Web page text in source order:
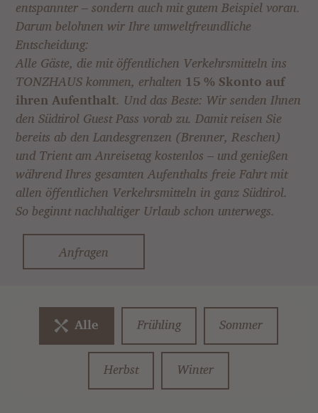
entspannter – sondern auch mit gutem Beispiel voran.
Darum belohnen wir Ihre umweltfreundliche
Entscheidung:
Alle Gäste, die mit öffentlichen Verkehrsmitteln ins
TONZHAUS kommen, erhalten 15 % Skonto auf
ihren Aufenthalt. Und das Beste: Wir senden Ihnen
den Südtirol Guest Pass vorab zu. Damit reisen Sie
bereits ab den Landesgrenzen (Brenner, Reschen)
und Trient am Anreisetag kostenlos – und genießen
während Ihres gesamten Aufenthalts freie Fahrt mit
allen öffentlichen Verkehrsmitteln in ganz Südtirol.
So beginnt nachhaltiger Urlaub schon unterwegs.
Anfragen
Alle Frühling Sommer
Herbst Winter